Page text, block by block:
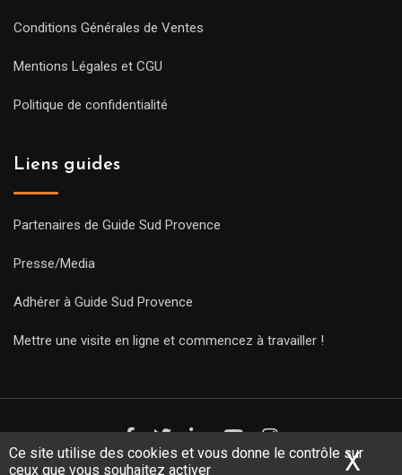
Ce site utilise des cookies et vous donne le contrôle sur
ceux que vous souhaitez activer
X
Conditions Générales de Ventes
Mentions Légales et CGU
Politique de confidentialité
Liens guides
Partenaires de Guide Sud Provence
Presse/Media
Adhérer à Guide Sud Provence
Mettre une visite en ligne et commencez à travailler !